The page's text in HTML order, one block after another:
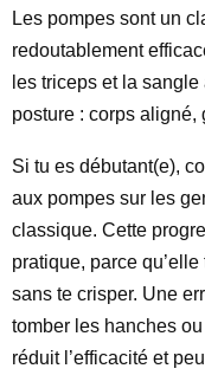
Les pompes sont un
redoutablement
les triceps et la
posture : corps aligné,
Si tu es débutant(e),
aux pompes sur les
classique. Cette
pratique, parce
sans te crisper. Une
tomber les hanches
réduit l’efficacité et